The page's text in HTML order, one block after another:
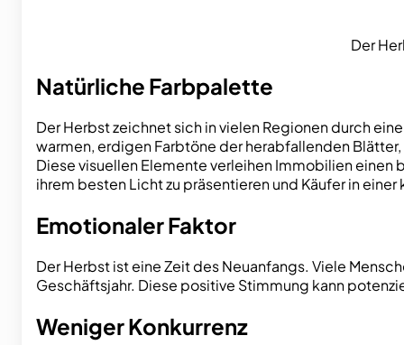
Der
Natürliche Farbpalette
Der Herbst zeichnet sich in vielen Regionen durch
warmen, erdigen Farbtöne der herabfallenden
Diese visuellen Elemente verleihen Immobilien
ihrem besten Licht zu präsentieren und Käufer in
Emotionaler Faktor
Der Herbst ist eine Zeit des Neuanfangs. Viele
Geschäftsjahr. Diese positive Stimmung kann
Weniger Konkurrenz